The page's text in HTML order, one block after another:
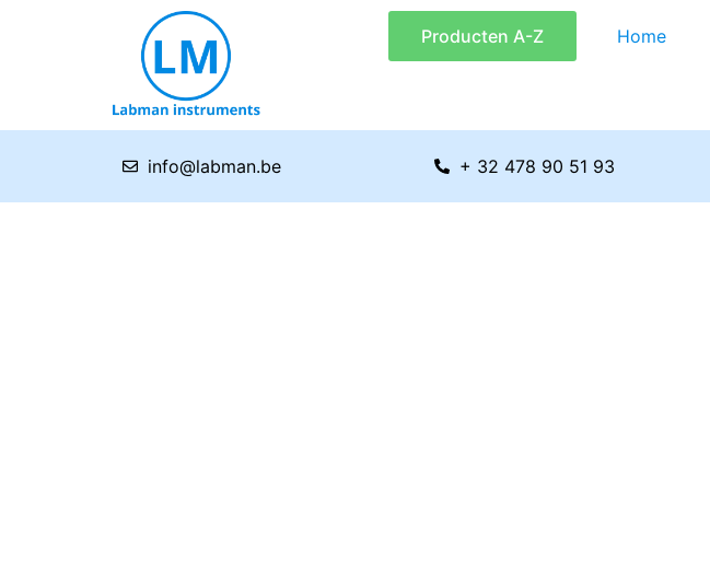
Producten A-Z Home
info@labman.be + 32 478 90 51 93